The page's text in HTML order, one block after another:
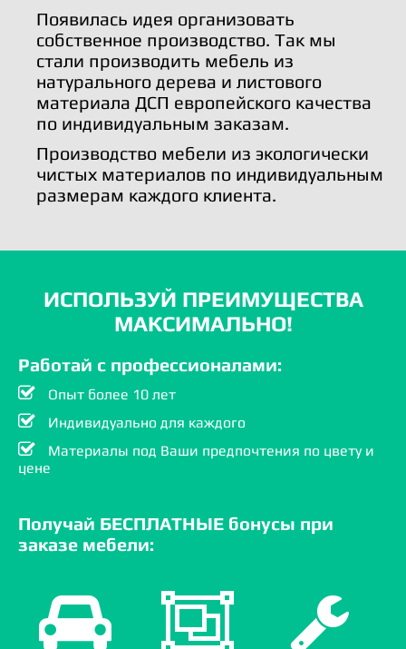
Появилась идея организовать
собственное производство. Так мы
стали производить мебель из
натурального дерева и листового
материала ДСП европейского качества
по индивидуальным заказам.
Производство мебели из экологически
чистых материалов по индивидуальным
размерам каждого клиента.
ИСПОЛЬЗУЙ ПРЕИМУЩЕСТВА
МАКСИМАЛЬНО!
Работай с профессионалами:
Опыт более 10 лет
Индивидуально для каждого
Материалы под Ваши предпочтения по цвету и
цене
Получай БЕСПЛАТНЫЕ бонусы при
заказе мебели: